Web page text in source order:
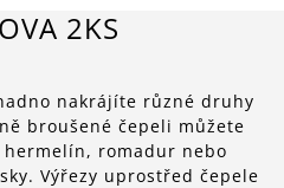
2KS
nakrájíte různé druhy
broušené čepeli můžete
romadur nebo
Výřezy uprostřed čepele